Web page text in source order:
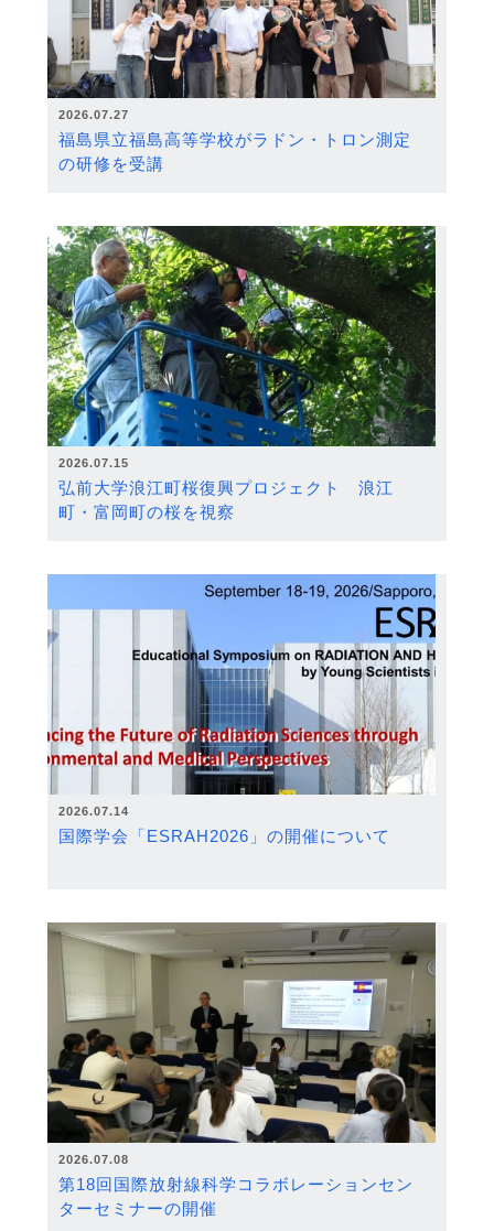
2026.07.27
福島県立福島高等学校がラドン・トロン測定
の研修を受講
2026.07.15
弘前大学浪江町桜復興プロジェクト 浪江
町・富岡町の桜を視察
2026.07.14
国際学会「ESRAH2026」の開催について
2026.07.08
第18回国際放射線科学コラボレーションセン
ターセミナーの開催